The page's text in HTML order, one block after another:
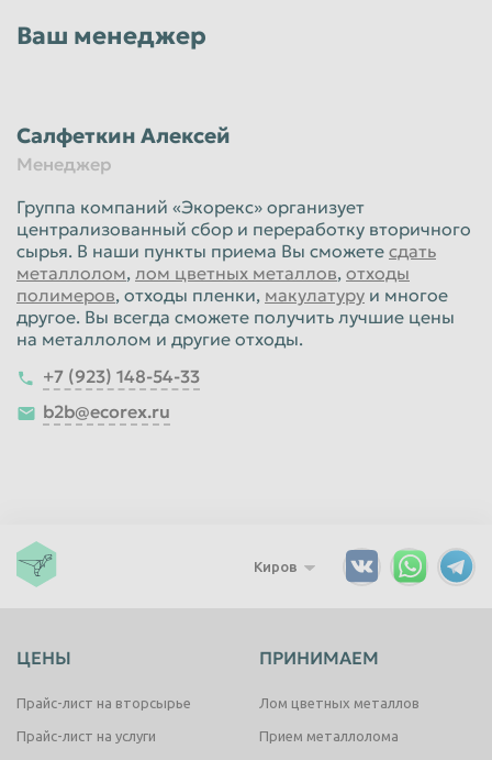
Ваш менеджер
Салфеткин Алексей
Менеджер
Группа компаний «Экорекс» организует
централизованный сбор и переработку вторичного
сырья. В наши пункты приема Вы сможете сдать
металлолом, лом цветных металлов, отходы
полимеров, отходы пленки, макулатуру и многое
другое. Вы всегда сможете получить лучшие цены
на металлолом и другие отходы.
+7 (923) 148-54-33
b2b@ecorex.ru
Киров
ЦЕНЫ
Прайс-лист на вторсырье
Прайс-лист на услуги
ПРИНИМАЕМ
Лом цветных металлов
Прием металлолома